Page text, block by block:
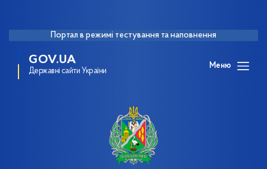
Портал в режимі тестування та наповнення
GOV.UA
Державні сайти України
Меню